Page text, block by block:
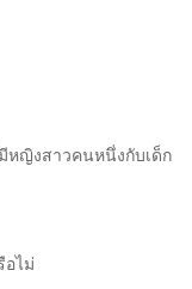
หญิงสาวคนหนึ่งกับเด็ก
ไม่